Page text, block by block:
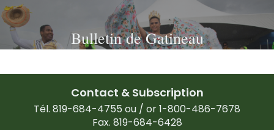
Bulletin de Gatineau
Contact & Subscription
Tél. 819-684-4755 ou / or 1-800-486-7678
Fax. 819-684-6428